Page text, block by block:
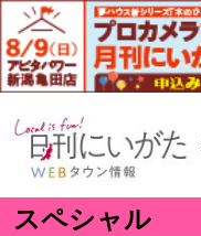
スペシャル